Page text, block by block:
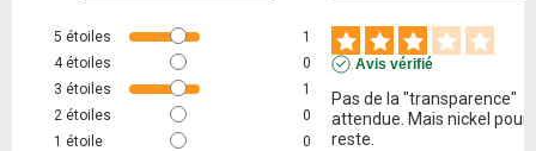
5 étoiles
1
4 étoiles
0
3 étoiles
1
2 étoiles
0
1 étoile 0
Avis vérifié
Pas de la "transparence"
attendue. Mais nickel pour
reste.